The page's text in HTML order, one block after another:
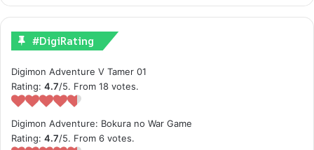
#DigiRating
Digimon Adventure V Tamer 01
Rating: 4.7/5. From 18 votes.
Digimon Adventure: Bokura no War Game
Rating: 4.7/5. From 6 votes.